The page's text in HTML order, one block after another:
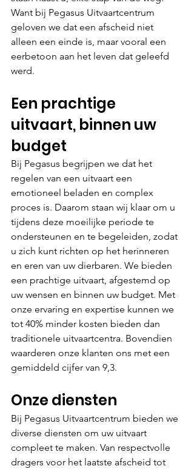
Want bij Pegasus Uitvaartcentrum
geloven we dat een afscheid niet
alleen een einde is, maar vooral een
eerbetoon aan het leven dat geleefd
werd.
Een prachtige
uitvaart, binnen uw
budget
Bij Pegasus begrijpen we dat het
regelen van een uitvaart een
emotioneel beladen en complex
proces is. Daarom staan wij klaar om u
tijdens deze moeilijke periode te
ondersteunen en te begeleiden, zodat
u zich kunt richten op het herinneren
en eren van uw dierbaren. We bieden
een prachtige uitvaart, afgestemd op
uw wensen en binnen uw budget. Met
onze ervaring en expertise kunnen we
tot 40% minder kosten bieden dan
traditionele uitvaartcentra. Bovendien
waarderen onze klanten ons met een
gemiddeld cijfer van 9,3.
Onze diensten
Bij Pegasus Uitvaartcentrum bieden we
diverse diensten om uw uitvaart
compleet te maken. Van respectvolle
dragers voor het laatste afscheid tot